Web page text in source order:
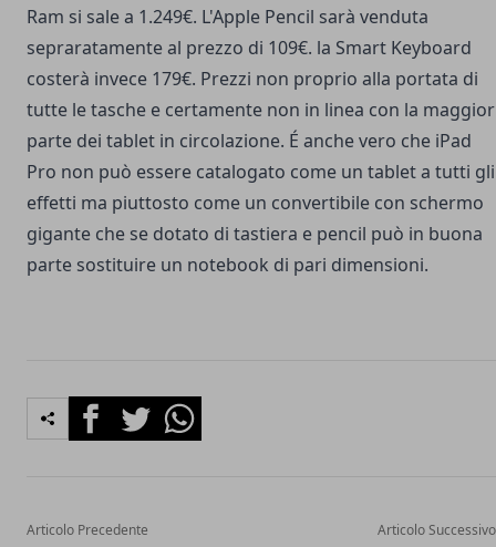
Ram si sale a 1.249€. L'Apple Pencil sarà venduta
sepraratamente al prezzo di 109€. la Smart Keyboard
costerà invece 179€. Prezzi non proprio alla portata di
tutte le tasche e certamente non in linea con la maggior
parte dei tablet in circolazione. É anche vero che iPad
Pro non può essere catalogato come un tablet a tutti gli
effetti ma piuttosto come un convertibile con schermo
gigante che se dotato di tastiera e pencil può in buona
parte sostituire un notebook di pari dimensioni.
FacebookTwitterWhatsapp
Articolo Precedente Articolo Successivo